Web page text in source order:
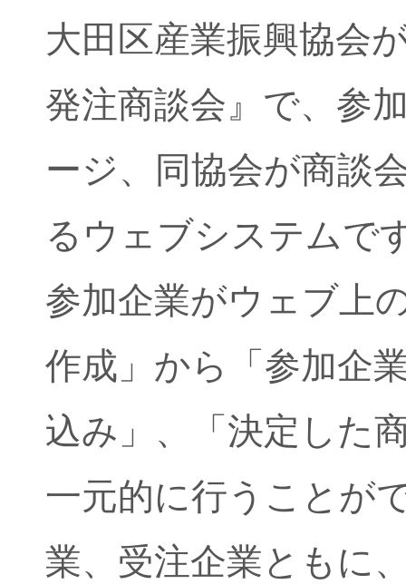
大田区産業振興協会
発注商談会』で、参
ージ、同協会が商談
るウェブシステムで
参加企業がウェブ上
作成」から「参加企
込み」、「決定した
一元的に行うことが
業、受注企業ともに